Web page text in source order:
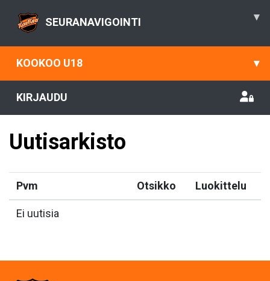
SEURANAVIGOINTI ▾
KOOKOO U18 ▾
KIRJAUDU
Uutisarkisto
Pvm Otsikko Luokittelu
Ei uutisia